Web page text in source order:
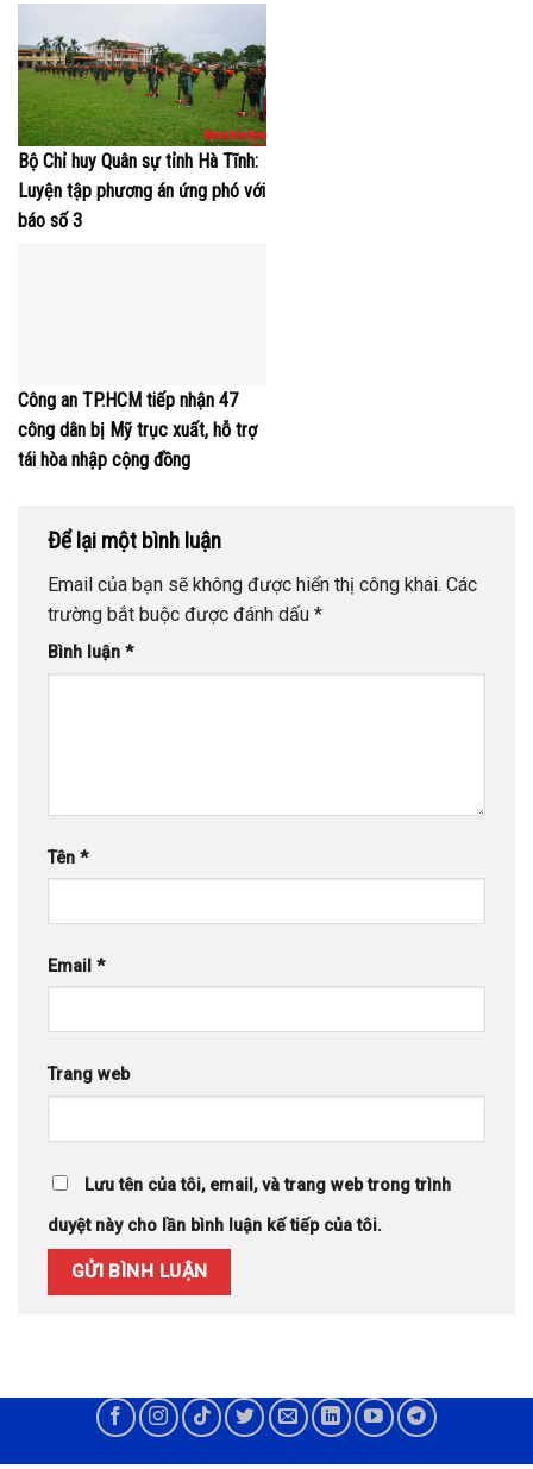
Bộ Chỉ huy Quân sự tỉnh Hà Tĩnh:
Luyện tập phương án ứng phó với
báo số 3
Công an TP.HCM tiếp nhận 47
công dân bị Mỹ trục xuất, hỗ trợ
tái hòa nhập cộng đồng
Để lại một bình luận
Email của bạn sẽ không được hiển thị công khai. Các
trường bắt buộc được đánh dấu *
Bình luận *
Tên *
Email *
Trang web
Lưu tên của tôi, email, và trang web trong trình
duyệt này cho lần bình luận kế tiếp của tôi.